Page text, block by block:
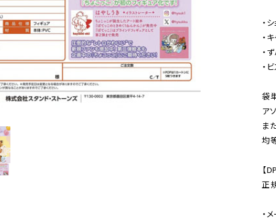
・
・
・
・
袋
ア
ま
均
【
正
・